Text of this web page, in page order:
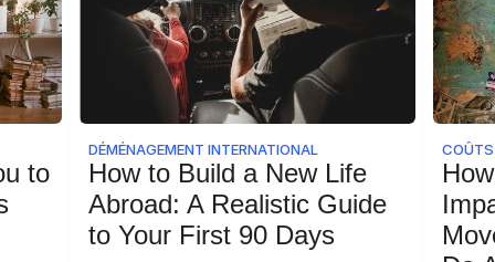
to
DÉMÉNAGEMENT INTERNATIONAL
How to Build a New Life
Abroad: A Realistic Guide
to Your First 90 Days
COÛTS